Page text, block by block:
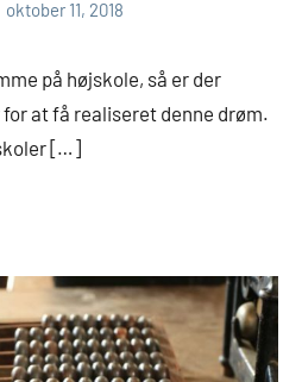
oktober 11, 2018
på højskole, så er der
at få realiseret denne drøm.
[…]